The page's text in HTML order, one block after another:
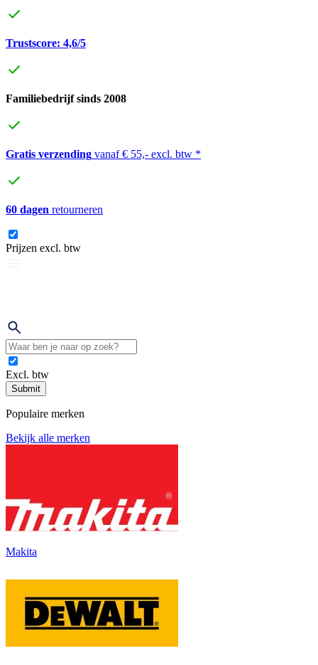
Trustscore: 4,6/5
Familiebedrijf sinds 2008
Gratis verzending vanaf € 55,- excl. btw *
60 dagen retourneren
Prijzen excl. btw
Excl. btw
Submit
Populaire merken
Bekijk alle merken
Makita